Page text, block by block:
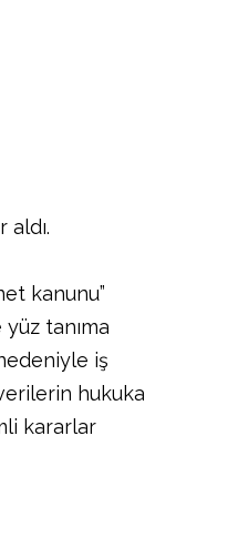
kanunu”
tanıma
iş
hukuka
kararlar